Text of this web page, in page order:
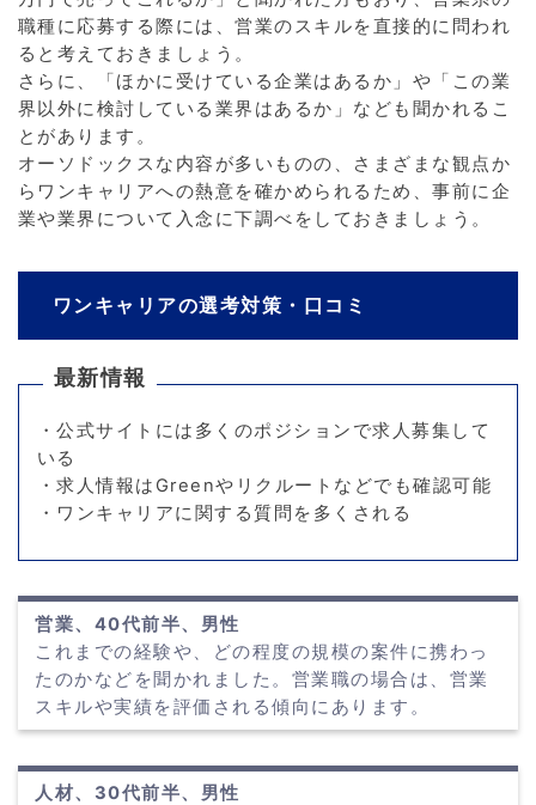
職種に応募する際には、営業のスキルを直接的に問われ
ると考えておきましょう。
さらに、「ほかに受けている企業はあるか」や「この業
界以外に検討している業界はあるか」なども聞かれるこ
とがあります。
オーソドックスな内容が多いものの、さまざまな観点か
らワンキャリアへの熱意を確かめられるため、事前に企
業や業界について入念に下調べをしておきましょう。
ワンキャリアの選考対策・口コミ
最新情報
・公式サイトには多くのポジションで求人募集して
いる
・求人情報はGreenやリクルートなどでも確認可能
・ワンキャリアに関する質問を多くされる
営業、40代前半、男性
これまでの経験や、どの程度の規模の案件に携わっ
たのかなどを聞かれました。営業職の場合は、営業
スキルや実績を評価される傾向にあります。
人材、30代前半、男性